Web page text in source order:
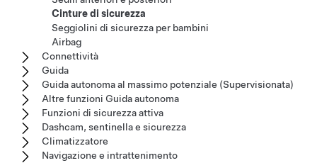
Cinture di sicurezza
Seggiolini di sicurezza per bambini
Airbag
Connettività
Guida
Guida autonoma al massimo potenziale (Supervisionata)
Altre funzioni Guida autonoma
Funzioni di sicurezza attiva
Dashcam, sentinella e sicurezza
Climatizzatore
Navigazione e intrattenimento